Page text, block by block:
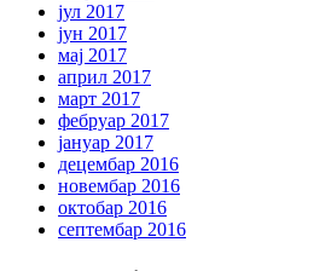
јул 2017
јун 2017
мај 2017
април 2017
март 2017
фебруар 2017
јануар 2017
децембар 2016
новембар 2016
октобар 2016
септембар 2016